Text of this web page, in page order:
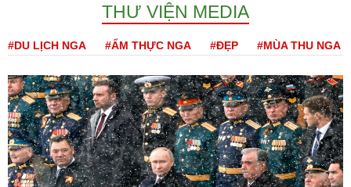
THƯ VIỆN MEDIA
#DU LỊCH NGA #ẨM THỰC NGA #ĐẸP #MÙA THU NGA